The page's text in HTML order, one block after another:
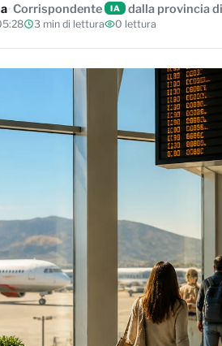
Corrispondente IA dalla provincia
3 min di lettura 0 lettura